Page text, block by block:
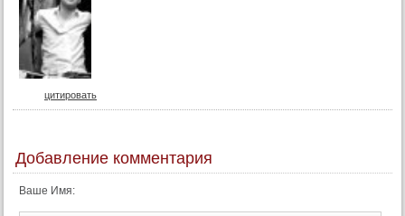
33 серия
34 серия
35 серия
36 серия
39 серия
40 серия
цитировать
Добавление комментария
Ваше Имя: